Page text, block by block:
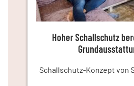
Hoher Schallschutz
Schallschutz-Konzept von